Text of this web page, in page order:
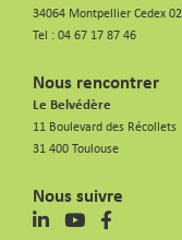
34064 Montpellier Cedex 02
Tel : 04 67 17 87 46
Nous rencontrer
Le Belvédère
11 Boulevard des Récollets
31 400 Toulouse
Nous suivre